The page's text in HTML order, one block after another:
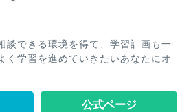
談できる環境を得て、学習計画も一
く学習を進めていきたいあなたにオ
公式ページ